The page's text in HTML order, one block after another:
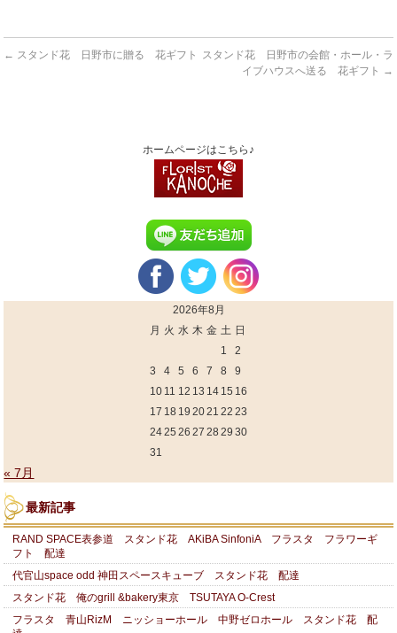
← スタンド花 日野市に贈る 花ギフト
スタンド花 日野市の会館・ホール・ラ
イブハウスへ送る 花ギフト →
ホームページはこちら♪
2026年8月
月 火 水 木 金 土 日
1
2
3
4 5 6 7 8
9
10 11 12 13 14 15 16
17 18 19 2021 22 23
2425 26 27 28 29 30
31
« 7月
最新記事
RAND SPACE表参道 スタンド花 AKiBA SinfoniA フラスタ フラワーギ
フト 配達
代官山space odd 神田スペースキューブ スタンド花 配達
スタンド花 俺のgrill &bakery東京 TSUTAYA O-Crest
フラスタ 青山RizM ニッショーホール 中野ゼロホール スタンド花 配